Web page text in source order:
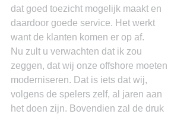
dat goed toezicht mogelijk maakt en
daardoor goede service. Het werkt
want de klanten komen er op af.
Nu zult u verwachten dat ik zou
zeggen, dat wij onze offshore moeten
moderniseren. Dat is iets dat wij,
volgens de spelers zelf, al jaren aan
het doen zijn. Bovendien zal de druk